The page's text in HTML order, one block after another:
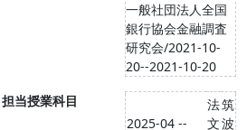
一般社団法人全国
銀行協会金融調査
研究会/2021-10-
20--2021-10-20
担当授業科目
2025-04 --
法
文
筑
波